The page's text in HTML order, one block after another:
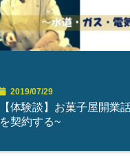
2019/07/29
【体験談】お菓子屋開業
を契約する~